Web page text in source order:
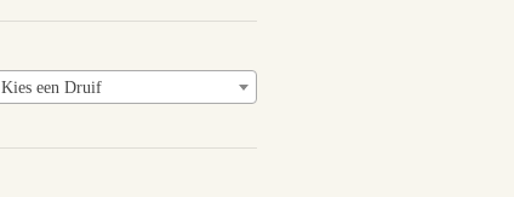
Kies een Druif